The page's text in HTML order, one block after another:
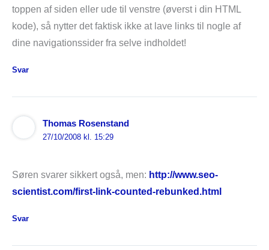
toppen af siden eller ude til venstre (øverst i din HTML
kode), så nytter det faktisk ikke at lave links til nogle af
dine navigationssider fra selve indholdet!
Svar
Thomas Rosenstand
27/10/2008 kl. 15:29
Søren svarer sikkert også, men: http://www.seo-
scientist.com/first-link-counted-rebunked.html
Svar